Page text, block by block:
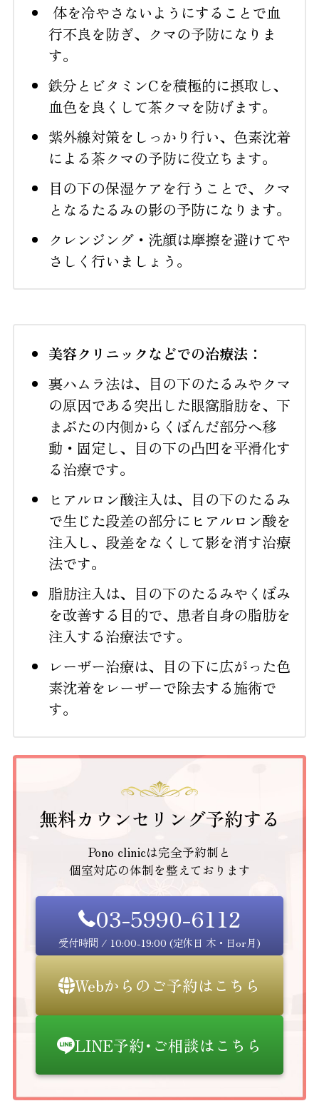
体を冷やさないようにすることで血
行不良を防ぎ、クマの予防になりま
す。
鉄分とビタミンCを積極的に摂取し、
血色を良くして茶クマを防げます。
紫外線対策をしっかり行い、色素沈着
による茶クマの予防に役立ちます。
目の下の保湿ケアを行うことで、クマ
となるたるみの影の予防になります。
クレンジング・洗顔は摩擦を避けてや
さしく行いましょう。
美容クリニックなどでの治療法：
裏ハムラ法は、目の下のたるみやクマ
の原因である突出した眼窩脂肪を、下
まぶたの内側からくぼんだ部分へ移
動・固定し、目の下の凸凹を平滑化す
る治療です。
ヒアルロン酸注入は、目の下のたるみ
で生じた段差の部分にヒアルロン酸を
注入し、段差をなくして影を消す治療
法です。
脂肪注入は、目の下のたるみやくぼみ
を改善する目的で、患者自身の脂肪を
注入する治療法です。
レーザー治療は、目の下に広がった色
素沈着をレーザーで除去する施術で
す。
無料カウンセリング予約する
Pono clinicは完全予約制と
個室対応の体制を整えております
03-5990-6112
受付時間 / 10:00-19:00 (定休日 木・日or月)
Webからのご予約はこちら
LINE予約･ご相談はこちら